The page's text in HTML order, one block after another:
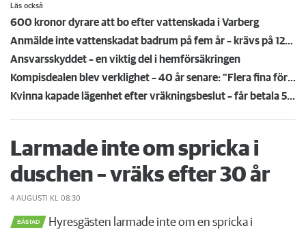
Läs också
600 kronor dyrare att bo efter vattenskada i Varberg
Anmälde inte vattenskadat badrum på fem år – krävs på 125 000 kronor
Ansvarsskyddet – en viktig del i hemförsäkringen
Kompisdealen blev verklighet – 40 år senare: "Flera fina fördelar med att dela bostad"
Kvinna kapade lägenhet efter vräkningsbeslut – får betala 50 000
Larmade inte om spricka i
duschen – vräks efter 30 år
4 AUGUSTI KL 08:30
BÅSTAD
Hyresgästen larmade inte om en spricka i